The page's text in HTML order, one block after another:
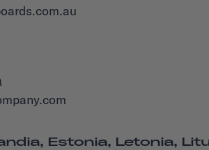
Estonia, Letonia,